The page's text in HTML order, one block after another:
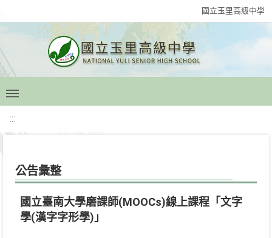
國立玉里高級中學
:::
公告彙整
國立臺南大學磨課師(MOOCs)線上課程「文字
學(漢字字形學)」